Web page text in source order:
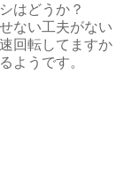
はどうか？
ない工夫がない
回転してますか
ようです。